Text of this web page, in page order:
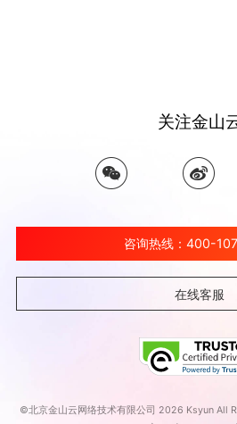
关注金山
咨询热线：400-
在线客服
©北京金山云网络技术有限公司 2026 Ksyun All